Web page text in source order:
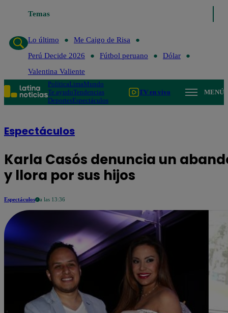
Temas
Lo último
Me Caigo de Risa
Perú Decide 2026
Fútbol peruano
Dólar
Valentina Valiente
PolíticaLimaMundo
Te ayudoTendencias
DeportesEspectáculos
TV en vivo MENÚ
Espectáculos
Karla Casós denuncia un
y llora por sus hijos
Espectáculos a las 13:36